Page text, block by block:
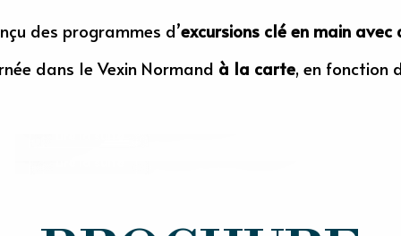
des programmes d’excursions clé en main avec
dans le Vexin Normand à la carte, en fonction
LÉPROSERIE SAINT-LUC